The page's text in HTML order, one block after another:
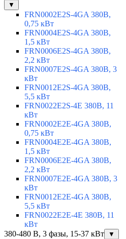
▼
FRN0002E2S-4GA 380В,
0,75 кВт
FRN0004E2S-4GA 380В,
1,5 кВт
FRN0006E2S-4GA 380В,
2,2 кВт
FRN0007E2S-4GA 380В, 3
кВт
FRN0012E2S-4GA 380В,
5,5 кВт
FRN0022E2S-4E 380В, 11
кВт
FRN0002E2E-4GA 380В,
0,75 кВт
FRN0004E2E-4GA 380В,
1,5 кВт
FRN0006E2E-4GA 380В,
2,2 кВт
FRN0007E2E-4GA 380В, 3
кВт
FRN0012E2E-4GA 380В,
5,5 кВт
FRN0022E2E-4E 380В, 11
кВт
380-480 В, 3 фазы, 15-37 кВт
▼